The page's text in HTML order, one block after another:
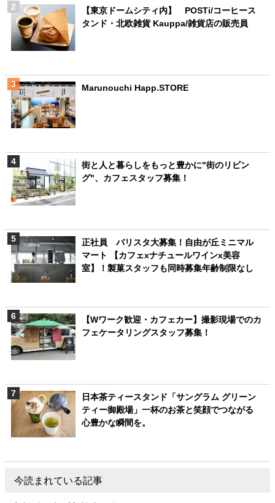
【東京ドームシティ内】 POSTi/コーヒース
タンド・北欧雑貨 Kauppa/雑貨店の販売員
Marunouchi Happ.STORE
街と人と暮らしをもっと豊かに"街のリビン
グ"、カフェスタッフ募集！
正社員 バリスタ大募集！自由が丘ミニマル
マート 【カフェxナチュールワインx美容
室】！製菓スタッフも同時募集年齢制限なし
【Wワーク歓迎・カフェカー】撮影現場でのカ
フェケータリングスタッフ募集！
日本茶ティースタンド「サングラム グリーン
ティー御殿場」一杯のお茶と笑顔でつながる
心豊かな瞬間を。
今読まれている記事